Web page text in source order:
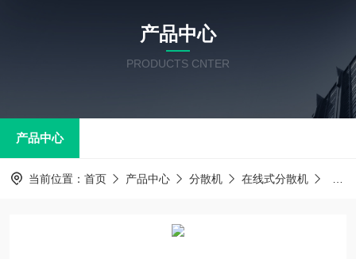
产品中心
PRODUCTS CNTER
产品中心
当前位置： 首页 产品中心 分散机 在线式分散机